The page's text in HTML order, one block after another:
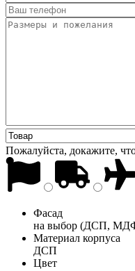
Пожалуйста, докажите,
Фасад
на выбор (ДСП,
Материал корпуса
ДСП
Цвет